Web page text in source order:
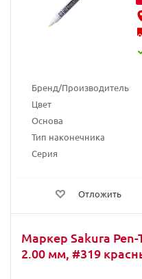
Бренд/Производитель
Цвет
Основа
Тип наконечника
Серия
Отложить
Маркер Sakura
2.00 мм, #319